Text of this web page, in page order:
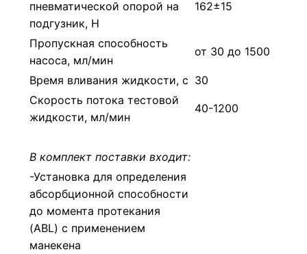
пневматической опорой на
подгузник, Н
162±15
Пропускная способность
насоса, мл/мин
от 30 до 1500
Время вливания жидкости, с 30
Скорость потока тестовой
жидкости, мл/мин
40-1200
В комплект поставки входит:
-Установка для определения
абсорбционной способности
до момента протекания
(ABL) с применением
манекена